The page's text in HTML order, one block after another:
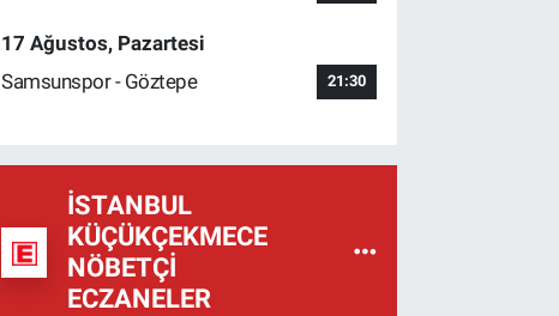
17 Ağustos, Pazartesi
Samsunspor - Göztepe
21:30
İSTANBUL
KÜÇÜKÇEKMECE
NÖBETÇI
ECZANELER